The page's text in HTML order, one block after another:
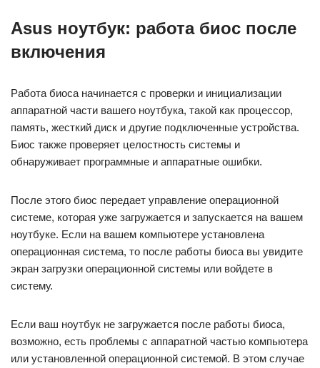
Asus ноутбук: работа биос после
включения
Работа биоса начинается с проверки и инициализации
аппаратной части вашего ноутбука, такой как процессор,
память, жесткий диск и другие подключенные устройства.
Биос также проверяет целостность системы и
обнаруживает программные и аппаратные ошибки.
После этого биос передает управление операционной
системе, которая уже загружается и запускается на вашем
ноутбуке. Если на вашем компьютере установлена
операционная система, то после работы биоса вы увидите
экран загрузки операционной системы или войдете в
систему.
Если ваш ноутбук не загружается после работы биоса,
возможно, есть проблемы с аппаратной частью компьютера
или установленной операционной системой. В этом случае